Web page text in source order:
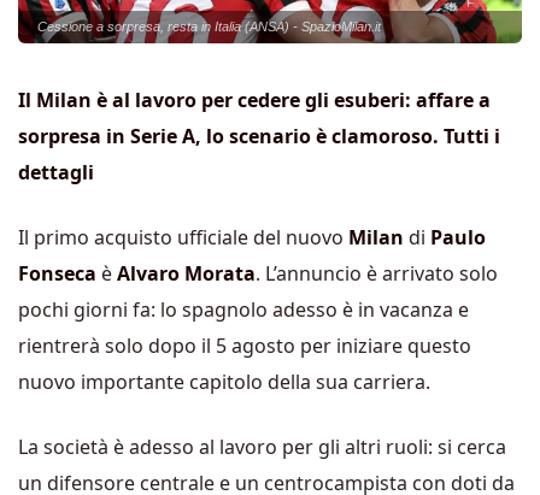
Cessione a sorpresa, resta in Italia (ANSA) - SpazioMilan.it
Il Milan è al lavoro per cedere gli esuberi: affare a
sorpresa in Serie A, lo scenario è clamoroso. Tutti i
dettagli
Il primo acquisto ufficiale del nuovo Milan di Paulo
Fonseca èAlvaro Morata. L’annuncio è arrivato solo
pochi giorni fa: lo spagnolo adesso è in vacanza e
rientrerà solo dopo il 5 agosto per iniziare questo
nuovo importante capitolo della sua carriera.
La società è adesso al lavoro per gli altri ruoli: si cerca
un difensore centrale e un centrocampista con doti da